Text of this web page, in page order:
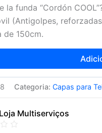
la funda “Cordón
(Antigolpes,
de 150cm.
Categoria:Capas para
Multiserviços